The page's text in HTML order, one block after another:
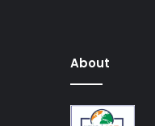
About